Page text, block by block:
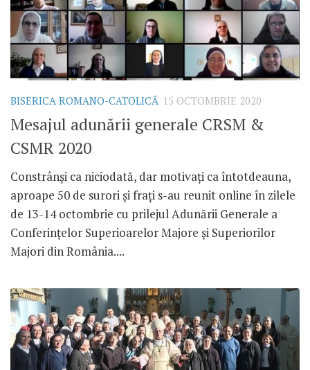
BISERICA ROMANO-CATOLICĂ 15 OCTOMBRIE 2020
Mesajul adunării generale CRSM &
CSMR 2020
Constrânși ca niciodată, dar motivați ca întotdeauna,
aproape 50 de surori și frați s-au reunit online în zilele
de 13-14 octombrie cu prilejul Adunării Generale a
Conferințelor Superioarelor Majore și Superiorilor
Majori din România....